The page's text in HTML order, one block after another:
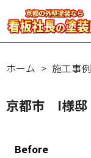
ホーム 施工事例
京都市 I様
Before